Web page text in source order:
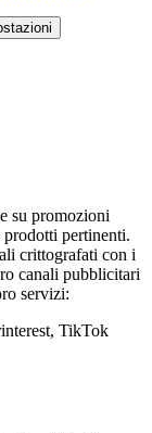
su promozioni
prodotti pertinenti.
crittografati con i
canali pubblicitari
servizi:
TikTok